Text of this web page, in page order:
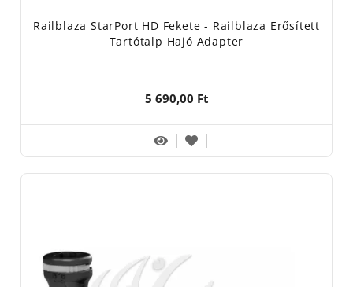
Railblaza StarPort HD Fekete - Railblaza Erősített
Tartótalp Hajó Adapter
5 690,00 Ft